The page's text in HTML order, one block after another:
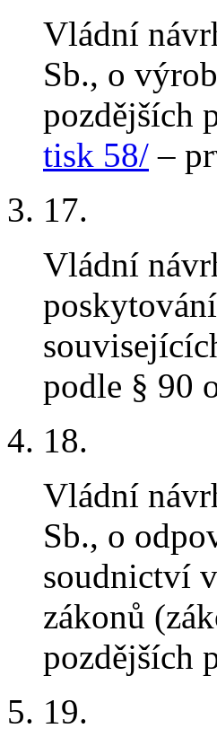
Vládní
Sb., o
pozdějších
tisk 58/ –
17.
Vládní
podle § 90
18.
Vládní
Sb., o
soudnictví
zákonů
pozdějších
19.